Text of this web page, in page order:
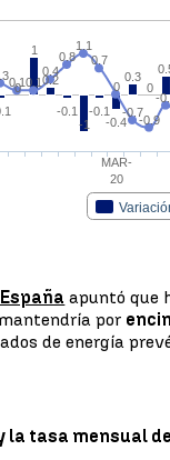
apuntó que
por
de energía
tasa mensual